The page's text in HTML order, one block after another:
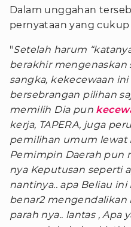
Dalam unggahan
pernyataan yang
"Setelah harum
berakhir mengenaskan
sangka, kekecewaan
bersebrangan pilihan
memilih Dia pun
kerja, TAPERA, juga
pemilihan umum lewat
Pemimpin Daerah pun
nya Keputusan seperti
nantinya.. apa Beliau
benar2 mengendalikan
parah nya.. lantas , Apa